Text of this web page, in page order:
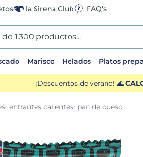
la Sirena Club FAQ's
1.300 productos...
Marisco Helados Platos
¡Descuentos de verano! 🌊
entrantes calientes pan de queso